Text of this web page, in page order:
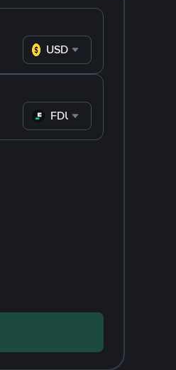
USD
FDUSD